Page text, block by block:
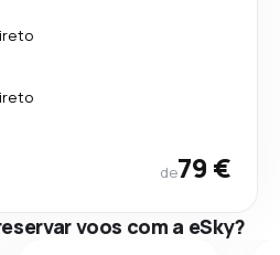
de79 €
voos com a eSky?